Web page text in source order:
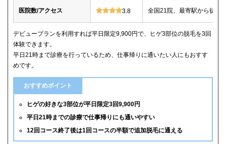
医院数/アクセス 3.8 全国21院、最寄駅から徒歩
デビュープランを利用すれば平日限定9,900円で、ヒゲ3部位の脱毛を3回
体験できます。
平日21時まで診療を行っているため、仕事帰りに通いたい人にもおすす
めです。
おすすめポイント
ヒゲの好きな3部位が平日限定3回9,900円
平日21時までの診療で仕事帰りにも通いやすい
12回コース終了後は1回コースの半額で追加脱毛に通える